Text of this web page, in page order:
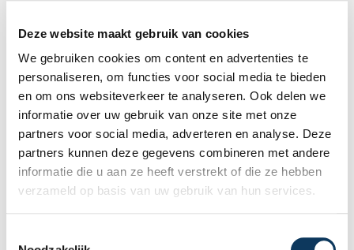
Deze website maakt gebruik van cookies
We gebruiken cookies om content en advertenties te
personaliseren, om functies voor social media te bieden
en om ons websiteverkeer te analyseren. Ook delen we
informatie over uw gebruik van onze site met onze
partners voor social media, adverteren en analyse. Deze
partners kunnen deze gegevens combineren met andere
informatie die u aan ze heeft verstrekt of die ze hebben
verzameld op basis van uw gebruik van hun services.
samenhangen met het afsluiten van de hypotheek
van de woning.
Bouwkundig rapport vs. bouwkundig
onderzoek
Er worden veel termen gebruikt om een bouwkundig
onderzoek of bouwtechnisch rapport te beschrijven.
Denk aan: bouwtechnische keuring, bouwkundige
keuring, bouwkundig onderzoek, bouwkundig
Feitelijk komen alle termen op hetzelfde neer. Echter,